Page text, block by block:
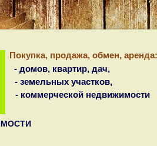
Покупка, продажа, обмен, аренда:
- домов, квартир, дач,
- земельных участков,
- коммерческой недвижимости